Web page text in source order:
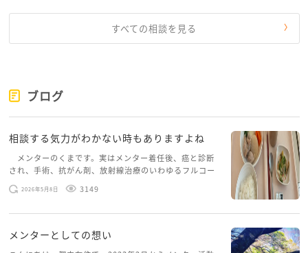
そして、お子さんたちは「お母さんが苦しみながらも
守ろうとしていること」をちゃんと感じています。
ずは、自分と子どもを守る側に立つことを、少しずつ
始めてみてくださいね。
すべての相談を見る
ブログ
相談する気力がわかない時もありますよね
メンターのくまです。実はメンター着任後、癌と診断
され、手術、抗がん剤、放射線治療のいわゆるフルコー
スを体験していて、しばらくメンターカフェに来られて
いませんでした。体力だけでなく、気力も落ちパソコン
2026年5月8日 3149
メンターとしての想い